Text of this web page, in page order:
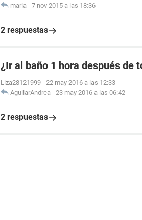
maria - 7 nov 2015 a las 18:36
2 respuestas
¿Ir al baño 1 hora después de
Liza28121999 - 22 may 2016 a las 12:33
AguilarAndrea - 23 may 2016 a las 06:42
2 respuestas